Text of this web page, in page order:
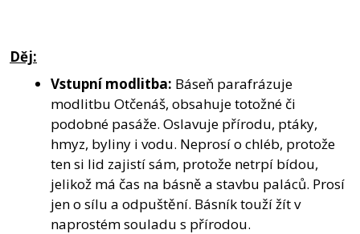
Děj:
Vstupní modlitba: Báseň parafrázuje
modlitbu Otčenáš, obsahuje totožné či
podobné pasáže. Oslavuje přírodu, ptáky,
hmyz, byliny i vodu. Neprosí o chléb, protože
ten si lid zajistí sám, protože netrpí bídou,
jelikož má čas na básně a stavbu paláců. Prosí
jen o sílu a odpuštění. Básník touží žít v
naprostém souladu s přírodou.